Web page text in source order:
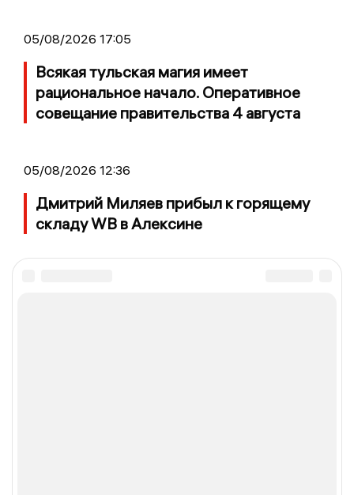
05/08/2026 17:05
Всякая тульская магия имеет
рациональное начало. Оперативное
совещание правительства 4 августа
05/08/2026 12:36
Дмитрий Миляев прибыл к горящему
складу WB в Алексине